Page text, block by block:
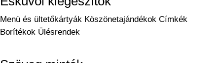
Menü és ültetőkártyák Köszönetajándékok Címkék
Borítékok Ülésrendek